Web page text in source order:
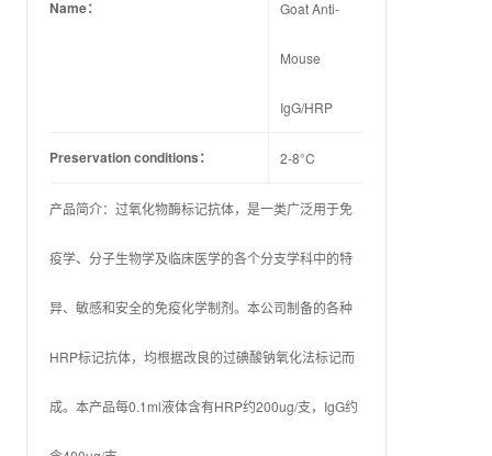
Name： Goat Anti-
Mouse
IgG/HRP
Preservation conditions： 2-8°C
产品简介：过氧化物酶标记抗体，是一类广泛用于免
疫学、分子生物学及临床医学的各个分支学科中的特
异、敏感和安全的免疫化学制剂。本公司制备的各种
HRP标记抗体，均根据改良的过碘酸钠氧化法标记而
成。本产品每0.1ml液体含有HRP约200ug/支，IgG约